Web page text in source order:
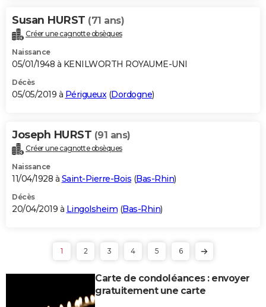
Susan HURST (71 ans)
Créer une cagnotte obsèques
Naissance
05/01/1948 à KENILWORTH ROYAUME-UNI
Décès
05/05/2019 à Périgueux(Dordogne)
Joseph HURST (91 ans)
Créer une cagnotte obsèques
Naissance
11/04/1928 à Saint-Pierre-Bois (Bas-Rhin)
Décès
20/04/2019 à Lingolsheim (Bas-Rhin)
1 2 3 4 5 6
Carte de condoléances : envoyer
gratuitement une carte